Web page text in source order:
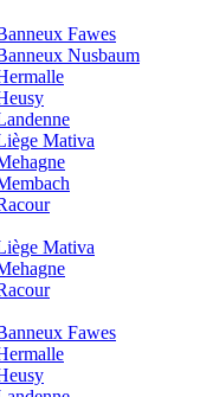
Fawes
Nusbaum
Mativa
Mativa
Fawes